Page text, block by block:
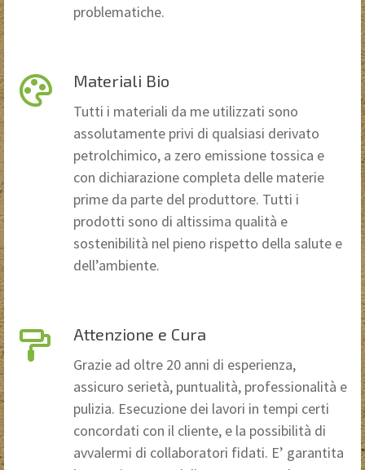
problematiche.
Materiali Bio
Tutti i materiali da me utilizzati sono
assolutamente privi di qualsiasi derivato
petrolchimico, a zero emissione tossica e
con dichiarazione completa delle materie
prime da parte del produttore. Tutti i
prodotti sono di altissima qualità e
sostenibilità nel pieno rispetto della salute e
dell’ambiente.
Attenzione e Cura
Grazie ad oltre 20 anni di esperienza,
assicuro serietà, puntualità, professionalità e
pulizia. Esecuzione dei lavori in tempi certi
concordati con il cliente, e la possibilità di
avvalermi di collaboratori fidati. E’ garantita